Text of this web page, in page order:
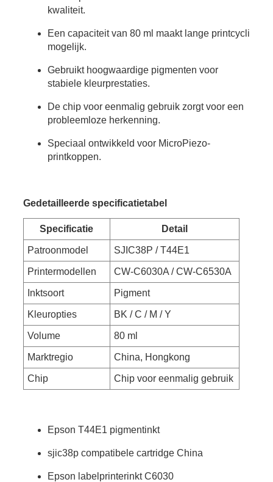
kwaliteit.
Een capaciteit van 80 ml maakt lange printcycli
mogelijk.
Gebruikt hoogwaardige pigmenten voor
stabiele kleurprestaties.
De chip voor eenmalig gebruik zorgt voor een
probleemloze herkenning.
Speciaal ontwikkeld voor MicroPiezo-
printkoppen.
Gedetailleerde specificatietabel
Specificatie Detail
Patroonmodel SJIC38P / T44E1
Printermodellen CW-C6030A / CW-C6530A
Inktsoort Pigment
Kleuropties BK / C / M / Y
Volume 80 ml
Marktregio China, Hongkong
Chip Chip voor eenmalig gebruik
Epson T44E1 pigmentinkt
sjic38p compatibele cartridge China
Epson labelprinterinkt C6030